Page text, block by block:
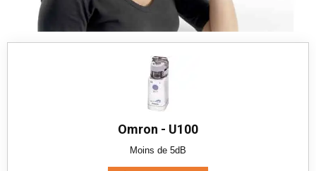
Omron - U100
Moins de 5dB